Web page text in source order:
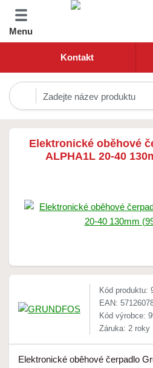
Menu
Kontakt
Elektronické oběhové
ALPHA1L 20-40
Kód produktu:
EAN:
Kód výrobce:
Záruka: 2 roky
Elektronické oběhové čerpadlo